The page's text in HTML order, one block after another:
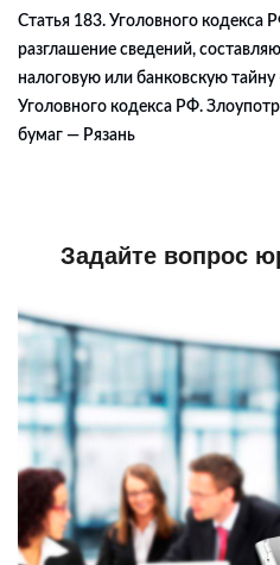
Статья 183. Уголовного кодекса
разглашение сведений,
налоговую или банковскую тайну
Уголовного кодекса РФ.
бумаг — Рязань
Задайте вопрос